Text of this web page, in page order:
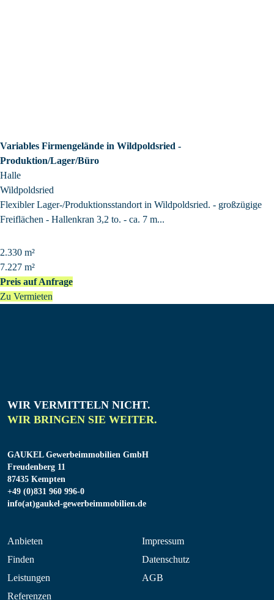
Variables Firmengelände in Wildpoldsried -
Produktion/Lager/Büro
Halle
Wildpoldsried
Flexibler Lager-/Produktionsstandort in Wildpoldsried. - großzügige
Freiflächen - Hallenkran 3,2 to. - ca. 7 m...
2.330 m²
7.227 m²
Preis auf Anfrage
Zu Vermieten
WIR VERMITTELN NICHT.
WIR BRINGEN SIE WEITER.
GAUKEL Gewerbeimmobilien GmbH
Freudenberg 11
87435 Kempten
+49 (0)831 960 996-0
info(at)gaukel-gewerbeimmobilien.de
Anbieten
Finden
Leistungen
Referenzen
Impressum
Datenschutz
AGB